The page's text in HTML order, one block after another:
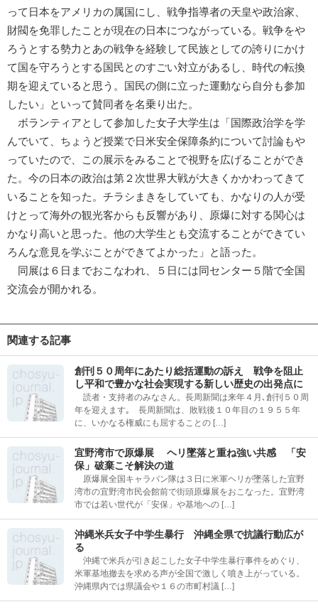
って日本をアメリカの属国にし、戦争指導者の天皇や政治家、
財閥を免罪したことが現在の日本につながっている。戦争をや
ろうとする勢力とあの戦争を経験して民族としての誇りにかけ
て国を守ろうとする国民とのすごい対立があるし、時代の転換
期を迎えていると思う。国民の側に立った運動なら自分も参加
したい」といって賛同者を名乗り出た。
ボランティアとして参加した女子大学生は「国際政治学を学
んでいて、ちょうど授業で日米安全保障条約について討論もや
っていたので、この展示をみることで視野を広げることができ
た。今の日本の政治は第２次世界大戦が大きくかかわってきて
いることを知った。チラシまきをしていても、かなりの人が受
けとって海外の観光客からも反響があり、原爆に対する関心は
かなり高いと思った。他の大学生とも交流することができてい
ろんな意見を学ぶことができてよかった」と語った。
同展は６日までおこなわれ、５日には同センター５階で全国
交流会が開かれる。
関連する記事
創刊５０周年にあたり総括運動の訴え 戦争を阻止
し平和で豊かな社会実現する新しい歴史の出発点に
読者・支持者のみなさん。長周新聞は来年４月､創刊５０周
年を迎えます｡ 長周新聞は、敗戦後１０年目の１９５５年
に、いかなる権威にも屈することの […]
宜野湾市で原爆展 ヘリ墜落と重ね強い共感 「安
保」破棄こそ解決の道
原爆展全国キャラバン隊は３日に米軍ヘリが墜落した宜野
湾市の宜野湾市民会館前で街頭原爆展をおこなった。宜野湾
市では若い世代が「安保」や基地への […]
沖縄米兵女子中学生暴行 沖縄全県で抗議行動広が
る
沖縄で米兵が引き起こした女子中学生暴行事件をめぐり、
米軍基地撤去を求める声が全国で激しく噴き上がっている。
沖縄県内では県議会や１６の市町村議 […]